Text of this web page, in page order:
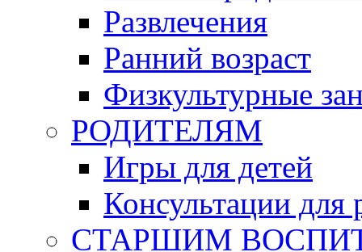
Развлечения
Ранний возраст
Физкультурные
РОДИТЕЛЯМ
Игры для детей
Консультации для
СТАРШИМ